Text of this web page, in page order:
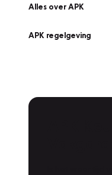
Alles over APK
APK regelgeving